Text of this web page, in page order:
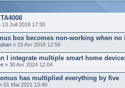
13 Juil 2018 17:30
box becomes non-working when no
» 15 Avr 2016 12:56
I integrate multiple smart home
» 30 Avr 2024 12:04
has multiplied everything by five
01 Mai 2021 13:40